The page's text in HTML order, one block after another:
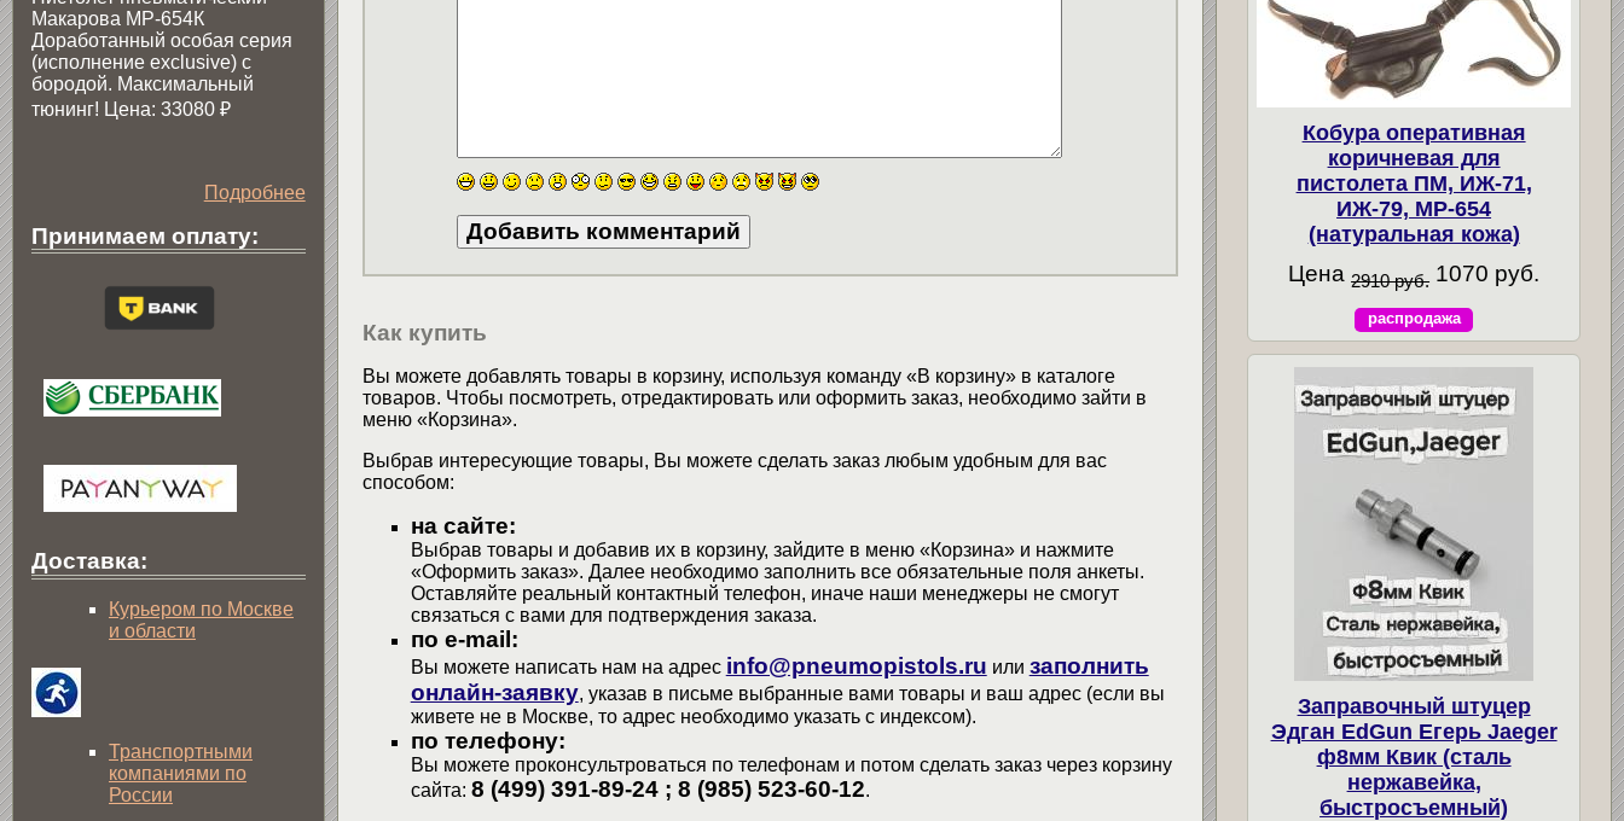
Как купить
Вы можете добавлять товары в корзину, используя команду «В корзину» в каталоге
товаров. Чтобы посмотреть, отредактировать или оформить заказ, необходимо зайти в
меню «Корзина».
Выбрав интересующие товары, Вы можете сделать заказ любым удобным для вас
способом:
на сайте:
Выбрав товары и добавив их в корзину, зайдите в меню «Корзина» и нажмите
«Оформить заказ». Далее необходимо заполнить все обязательные поля анкеты.
Оставляйте реальный контактный телефон, иначе наши менеджеры не смогут
связаться с вами для подтверждения заказа.
по e-mail:
Вы можете написать нам на адрес info@pneumopistols.ru или заполнить
онлайн-заявку, указав в письме выбранные вами товары и ваш адрес (если вы
живете не в Москве, то адрес необходимо указать с индексом).
по телефону:
Вы можете проконсультроваться по телефонам и потом сделать заказ через корзину
сайта: 8 (499) 391-89-24 ; 8 (985) 523-60-12.
Макарова МР-654К
Доработанный особая серия
(исполнение exclusive) c
бородой. Максимальный
тюнинг! Цена: 33080 ₽
Подробнее
Принимаем оплату:
Доставка:
Курьером по Москве
и области
Транспортными
компаниями по
России
Кобура оперативная
коричневая для
пистолета ПМ, ИЖ-71,
ИЖ-79, МР-654
(натуральная кожа)
Цена 2910 руб. 1070 руб.
распродажа
Заправочный штуцер
Эдган EdGun Егерь Jaeger
ф8мм Квик (сталь
нержавейка,
быстросъемный)